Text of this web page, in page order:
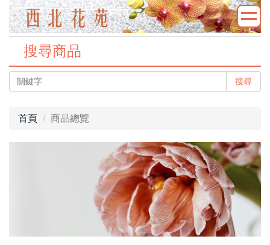
搜尋商品
搜尋
首頁 商品總覽